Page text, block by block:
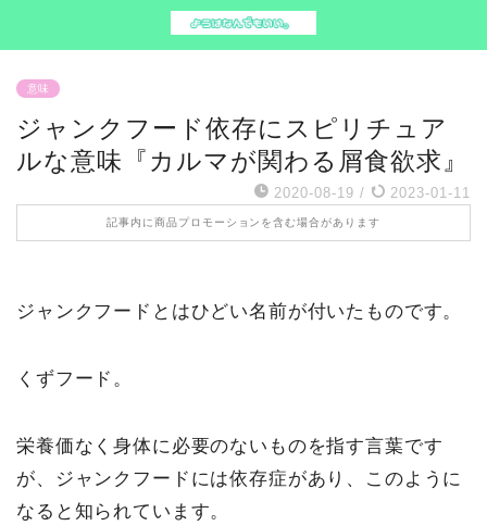
意味
ジャンクフード依存にスピリチュア
ルな意味『カルマが関わる屑食欲求』
2020-08-19 / 2023-01-11
記事内に商品プロモーションを含む場合があります
ジャンクフードとはひどい名前が付いたものです。
くずフード。
栄養価なく身体に必要のないものを指す言葉です
が、ジャンクフードには依存症があり、このように
なると知られています。